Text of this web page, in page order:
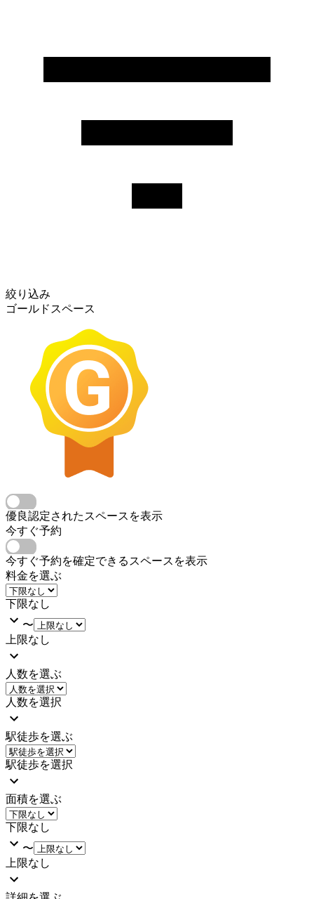
絞り込み
ゴールドスペース
優良認定されたスペースを表示
今すぐ予約
今すぐ予約を確定できるスペースを表示
料金を選ぶ
下限なし
〜
上限なし
人数を選ぶ
人数を選択
駅徒歩を選ぶ
駅徒歩を選択
面積を選ぶ
下限なし
〜
上限なし